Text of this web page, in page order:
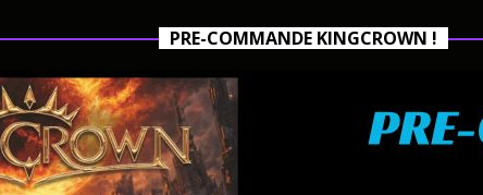
PRE-COMMANDE KINGCROWN !